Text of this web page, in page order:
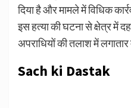
दिया है और मामले में विधिक
इस हत्या की घटना से क्षेत्र में
अपराधियों की तलाश में लगातार
Sach ki Dastak